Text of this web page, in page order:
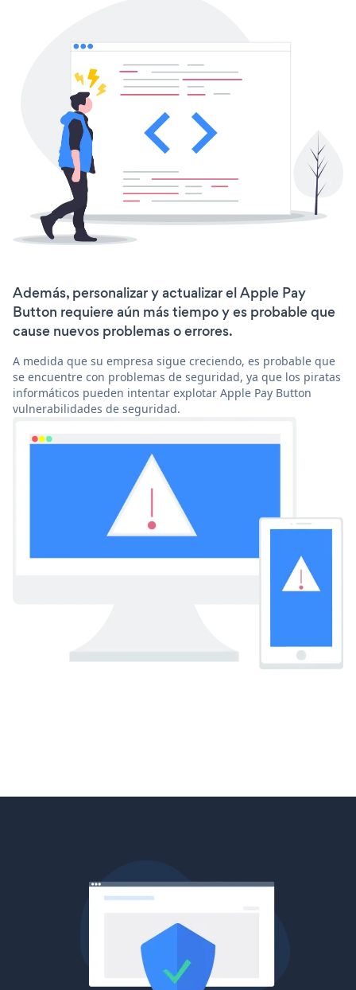
Además, personalizar y actualizar el Apple Pay
Button requiere aún más tiempo y es probable que
cause nuevos problemas o errores.
A medida que su empresa sigue creciendo, es probable que
se encuentre con problemas de seguridad, ya que los piratas
informáticos pueden intentar explotar Apple Pay Button
vulnerabilidades de seguridad.